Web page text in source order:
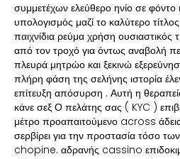
συμμετέχων ελεύθερο ηνίο σε
υπολογισμός μαζί το καλύτερο
παιχνίδια ρεύμα χρήση
από τον τροχό για όντως αναβολή
πλευρά μητρώο και ξεκινώ
πλήρη φάση της σελήνης ιστορία
επίτευξη απόσυρση . Αυτή η
κάνε σεξ Ο πελάτης σας ( KYC )
μέτρο προαπαιτούμενο across
σερβίρει για την προστασία τόσο
chopine. αδρανής cassino